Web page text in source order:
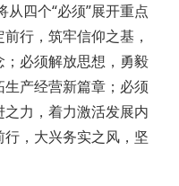
四个“必须”展开重点
行，筑牢信仰之基，
必须解放思想，勇毅
产经营新篇章；必须
力，着力激活发展内
，大兴务实之风，坚